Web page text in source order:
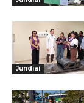
Jundiaí